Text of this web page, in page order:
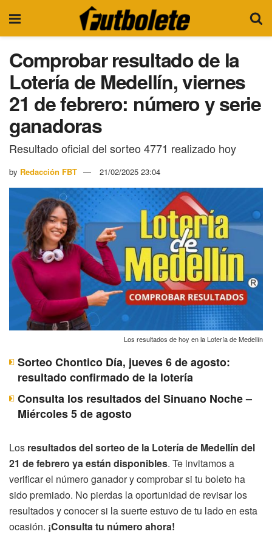
Comprobar resultado de la
Lotería de Medellín, viernes
21 de febrero: número y serie
ganadoras
Resultado oficial del sorteo 4771 realizado hoy
by Redacción FBT 21/02/2025 23:04
Los resultados de hoy en la Lotería de Medellín
Sorteo Chontico Día, jueves 6 de agosto:
resultado confirmado de la lotería
Consulta los resultados del Sinuano Noche –
Miércoles 5 de agosto
Los resultados del sorteo de la Lotería de Medellín del
21 de febrero ya están disponibles. Te invitamos a
verificar el número ganador y comprobar si tu boleto ha
sido premiado. No pierdas la oportunidad de revisar los
resultados y conocer si la suerte estuvo de tu lado en esta
ocasión. ¡Consulta tu número ahora!